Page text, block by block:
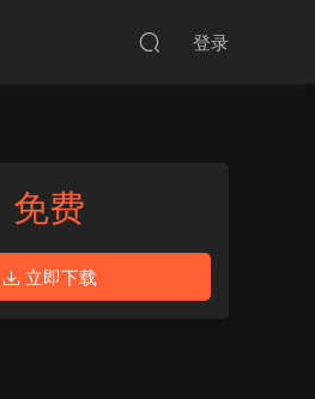
登录
免费
立即下载